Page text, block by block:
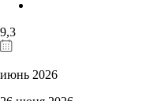
9,3
июнь 2026